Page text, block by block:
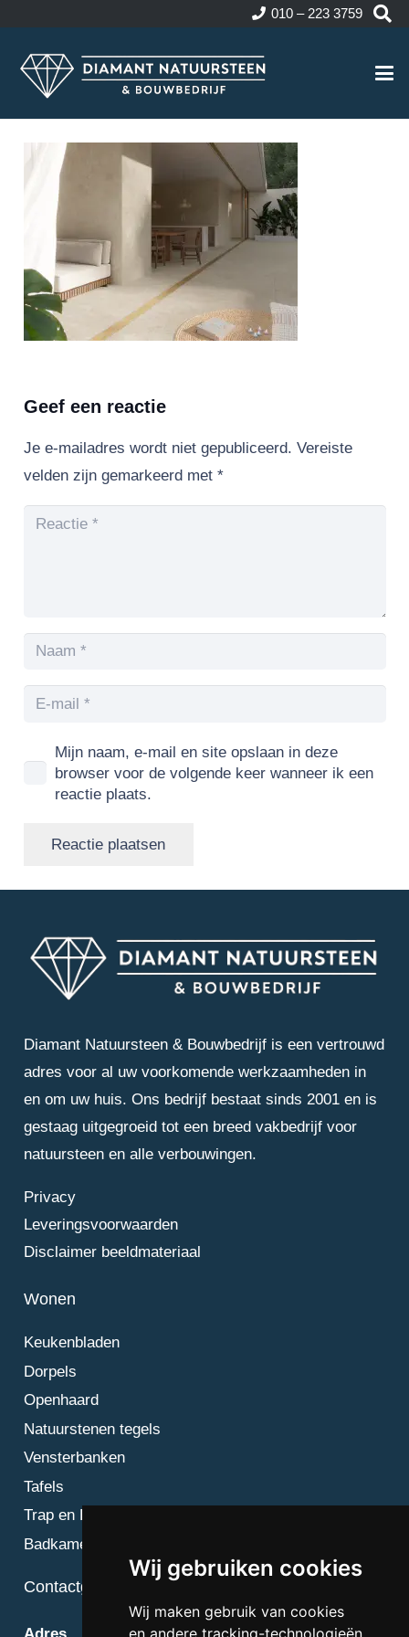
Wij gebruiken cookies
Wij maken gebruik van cookies
en andere tracking-technologieën
010 – 223 3759
Geef een reactie
Je e-mailadres wordt niet gepubliceerd. Vereiste
velden zijn gemarkeerd met *
Mijn naam, e-mail en site opslaan in deze
browser voor de volgende keer wanneer ik een
reactie plaats.
Reactie plaatsen
Diamant Natuursteen & Bouwbedrijf is een vertrouwd
adres voor al uw voorkomende werkzaamheden in
en om uw huis. Ons bedrijf bestaat sinds 2001 en is
gestaag uitgegroeid tot een breed vakbedrijf voor
natuursteen en alle verbouwingen.
Privacy
Leveringsvoorwaarden
Disclaimer beeldmateriaal
Wonen
Keukenbladen
Dorpels
Openhaard
Natuurstenen tegels
Vensterbanken
Tafels
Trap en Bordes
Badkamer
Contactgegevens
Adres